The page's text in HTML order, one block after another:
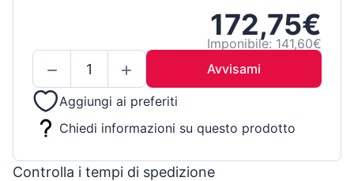
172,75€
Imponibile: 141,60€
Avvisami
Aggiungi ai preferiti
Chiedi informazioni su questo prodotto
Controlla i tempi di spedizione